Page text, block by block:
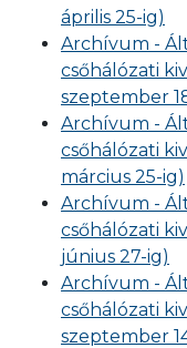
április 25-ig)
Archívum -
csőhálózati
szeptember
Archívum -
csőhálózati
március 25-ig)
Archívum -
csőhálózati
június 27-ig)
Archívum -
csőhálózati
szeptember